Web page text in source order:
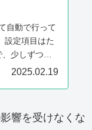
自動で行って
設定項目はた
少しずつ覚
2025.02.19
響を受けなくな